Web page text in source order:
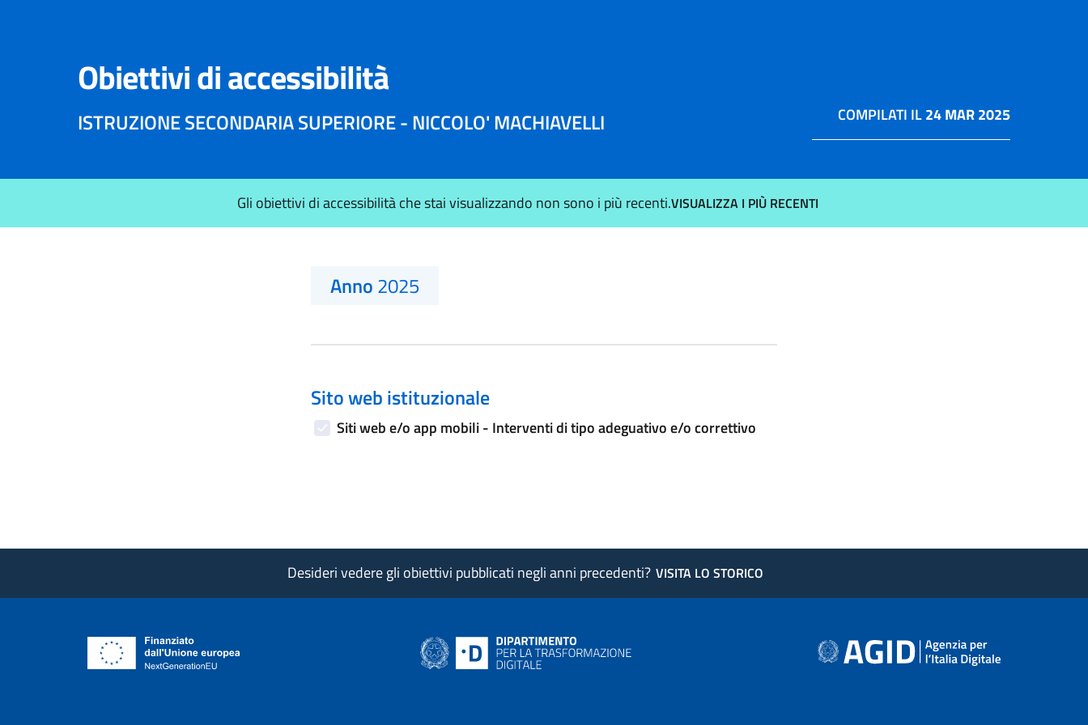
Obiettivi di accessibilità
ISTRUZIONE SECONDARIA SUPERIORE - NICCOLO' MACHIAVELLI COMPILATI IL24 MAR 2025
Gli obiettivi di accessibilità che stai visualizzando non sono i più recenti.VISUALIZZA I PIÙ RECENTI
Anno2025
Sito web istituzionale
Siti web e/o app mobili - Interventi di tipo adeguativo e/o correttivo
Desideri vedere gli obiettivi pubblicati negli anni precedenti? VISITA LO STORICO